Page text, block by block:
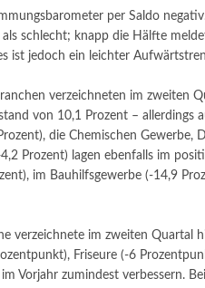
per Saldo
schlecht; knapp die Hälfte
ist jedoch ein leichter
verzeichneten im zweiten
von 10,1 Prozent – allerdings
die Chemischen Gewerbe,
Prozent) lagen ebenfalls im
im Bauhilfsgewerbe (-14,9
verzeichnete im zweiten
Friseure (-6
Vorjahr zumindest verbessern.